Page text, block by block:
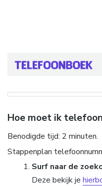
Hoe moet ik
Benodigde tijd: 2 minuten.
Stappenplan
Surf naar de
Deze bekijk je